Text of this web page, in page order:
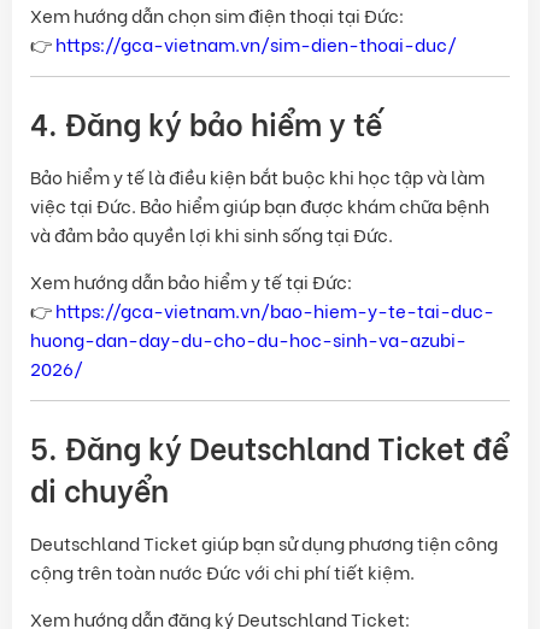
Xem hướng dẫn chọn sim điện thoại tại Đức:
👉https://gca-vietnam.vn/sim-dien-thoai-duc/
4. Đăng ký bảo hiểm y tế
Bảo hiểm y tế là điều kiện bắt buộc khi học tập và làm
việc tại Đức. Bảo hiểm giúp bạn được khám chữa bệnh
và đảm bảo quyền lợi khi sinh sống tại Đức.
Xem hướng dẫn bảo hiểm y tế tại Đức:
👉https://gca-vietnam.vn/bao-hiem-y-te-tai-duc-
huong-dan-day-du-cho-du-hoc-sinh-va-azubi-
2026/
5. Đăng ký Deutschland Ticket để
di chuyển
Deutschland Ticket giúp bạn sử dụng phương tiện công
cộng trên toàn nước Đức với chi phí tiết kiệm.
Xem hướng dẫn đăng ký Deutschland Ticket: